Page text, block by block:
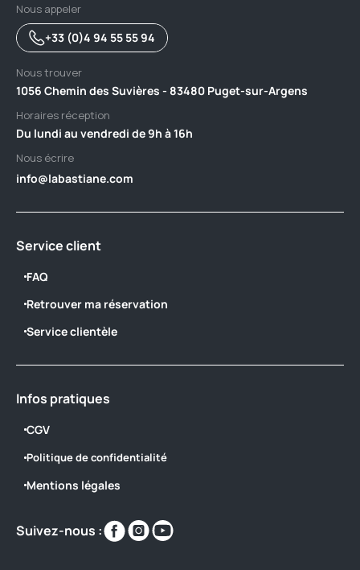
Nous appeler
+33 (0)4 94 55 55 94
Nous trouver
1056 Chemin des Suvières - 83480 Puget-sur-Argens
Horaires réception
Du lundi au vendredi de 9h à 16h
Nous écrire
info@labastiane.com
Service client
FAQ
Retrouver ma réservation
Service clientèle
Infos pratiques
CGV
Politique de confidentialité
Mentions légales
Suivez-nous :
Retrouvez-
nous
Retrouvez-
nous